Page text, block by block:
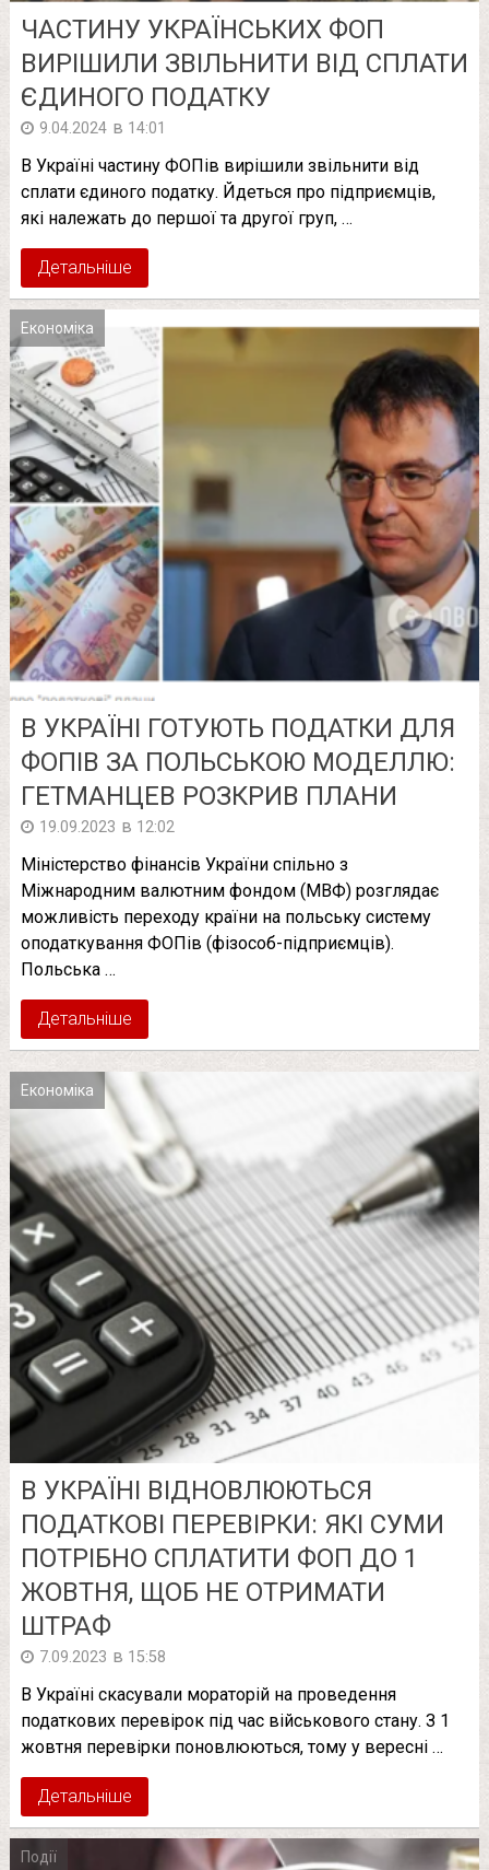
ЧАСТИНУ УКРАЇНСЬКИХ ФОП
ВИРІШИЛИ ЗВІЛЬНИТИ ВІД СПЛАТИ
ЄДИНОГО ПОДАТКУ
9.04.2024 в 14:01
В Україні частину ФОПів вирішили звільнити від
сплати єдиного податку. Йдеться про підприємців,
які належать до першої та другої груп, …
Детальніше
Економіка
В УКРАЇНІ ГОТУЮТЬ ПОДАТКИ ДЛЯ
ФОПІВ ЗА ПОЛЬСЬКОЮ МОДЕЛЛЮ:
ГЕТМАНЦЕВ РОЗКРИВ ПЛАНИ
19.09.2023 в 12:02
Міністерство фінансів України спільно з
Міжнародним валютним фондом (МВФ) розглядає
можливість переходу країни на польську систему
оподаткування ФОПів (фізособ-підприємців).
Польська …
Детальніше
Економіка
В УКРАЇНІ ВІДНОВЛЮЮТЬСЯ
ПОДАТКОВІ ПЕРЕВІРКИ: ЯКІ СУМИ
ПОТРІБНО СПЛАТИТИ ФОП ДО 1
ЖОВТНЯ, ЩОБ НЕ ОТРИМАТИ
ШТРАФ
7.09.2023 в 15:58
В Україні скасували мораторій на проведення
податкових перевірок під час військового стану. З 1
жовтня перевірки поновлюються, тому у вересні …
Детальніше
Події